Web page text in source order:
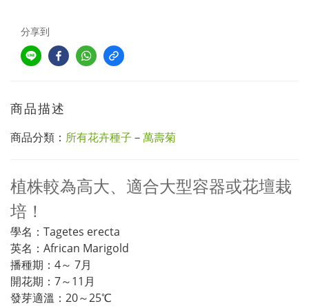
分享到
商品描述
商品分類： 所有花卉種子 －萬壽菊
植株較為高大、適合大型容器或花壇栽
培！
學名：Tagetes erecta
英名：African Marigold
播種期：4～ 7月
開花期：7～11月
發芽適溫：20～25℃